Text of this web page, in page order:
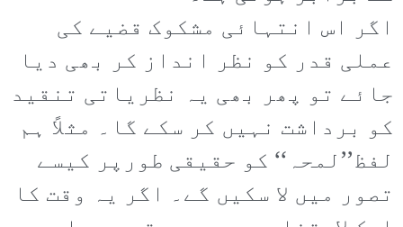
اگر اس انتہائی مشکوک قضیے کی
عملی قدر کو نظر انداز کر بھی دیا
جائے تو پھر بھی یہ نظریاتی تنقید
کو برداشت نہیں کر سکے گا۔ مثلاً ہم
لفظ’’لمحہ‘‘ کو حقیقی طورپر کیسے
تصور میں لا سکیں گے۔ اگر یہ وقت کا